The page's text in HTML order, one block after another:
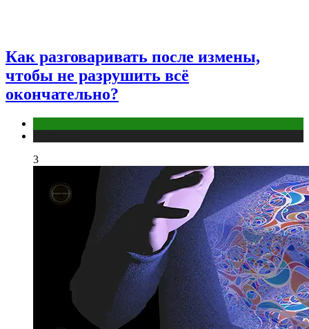
Как разговаривать после измены,
чтобы не разрушить всё
окончательно?
3